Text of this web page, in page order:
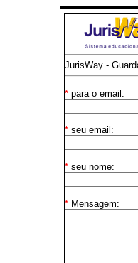
JurisWay -
*para o email:
*seu email:
*seu nome:
*Mensagem: